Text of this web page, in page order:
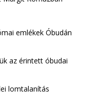
emlékek Óbudán
az érintett óbudai
lomtalanítás